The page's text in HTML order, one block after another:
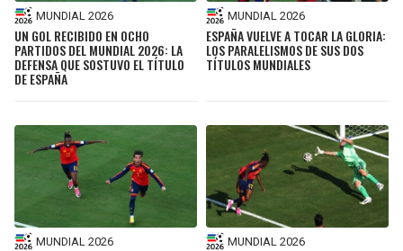
MUNDIAL 2026
UN GOL RECIBIDO EN OCHO
PARTIDOS DEL MUNDIAL 2026: LA
DEFENSA QUE SOSTUVO EL TÍTULO
DE ESPAÑA
MUNDIAL 2026
ESPAÑA VUELVE A TOCAR LA GLORIA:
LOS PARALELISMOS DE SUS DOS
TÍTULOS MUNDIALES
MUNDIAL 2026 MUNDIAL 2026